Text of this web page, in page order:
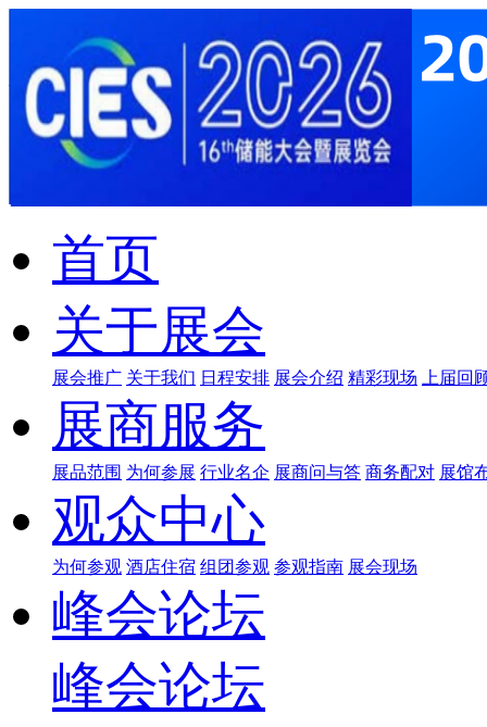
首页
关于展会
展会推广 关于我们 日程安排 展会介绍 精彩现场 上届回
展商服务
展品范围 为何参展 行业名企 展商问与答 商务配对 展馆
观众中心
为何参观 酒店住宿 组团参观 参观指南 展会现场
峰会论坛
峰会论坛